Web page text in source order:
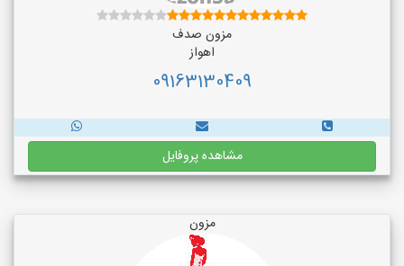
مزون صدف
اهواز
09163130409
مشاهده پروفایل
مزون